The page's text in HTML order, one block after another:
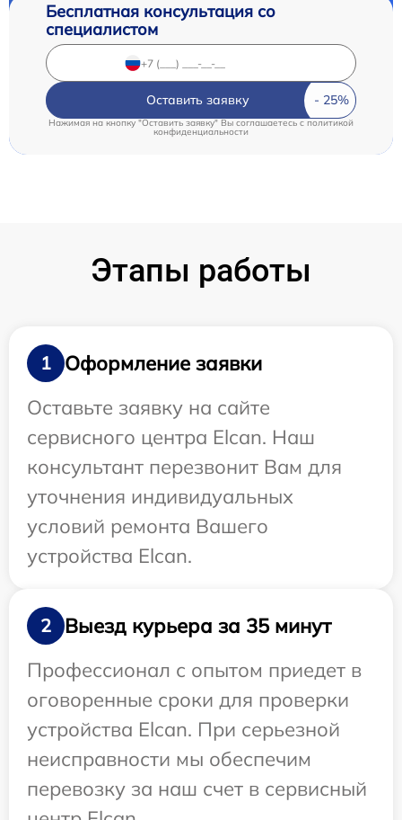
Бесплатная консультация со
специалистом
Оставить заявку
Нажимая на кнопку "Оставить заявку" Вы соглашаетесь c политикой
конфиденциальности
Этапы работы
1
Оформление заявки
Оставьте заявку на сайте
сервисного центра Elcan. Наш
консультант перезвонит Вам для
уточнения индивидуальных
условий ремонта Вашего
устройства Elcan.
2
Выезд курьера за 35 минут
Профессионал с опытом приедет в
оговоренные сроки для проверки
устройства Elcan. При серьезной
неисправности мы обеспечим
перевозку за наш счет в сервисный